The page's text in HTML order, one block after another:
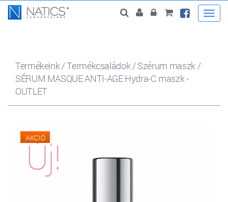
Termékeink/Termékcsaládok/Szérum maszk/
SÉRUM MASQUE ANTI-AGE Hydra-C maszk -
OUTLET
AKCIÓ